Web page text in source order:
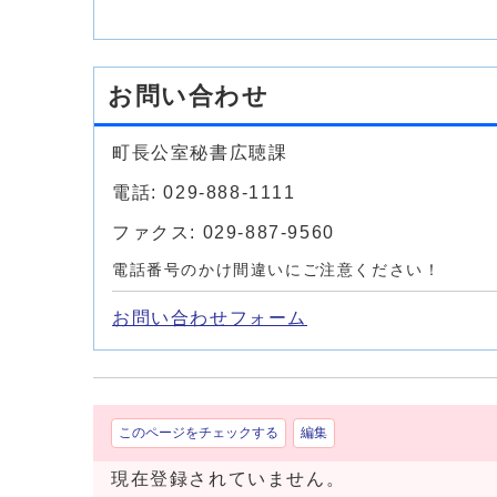
お問い合わせ
町長公室秘書広聴課
電話: 029-888-1111
ファクス: 029-887-9560
電話番号のかけ間違いにご注意ください！
お問い合わせフォーム
このページをチェックする 編集
現在登録されていません。